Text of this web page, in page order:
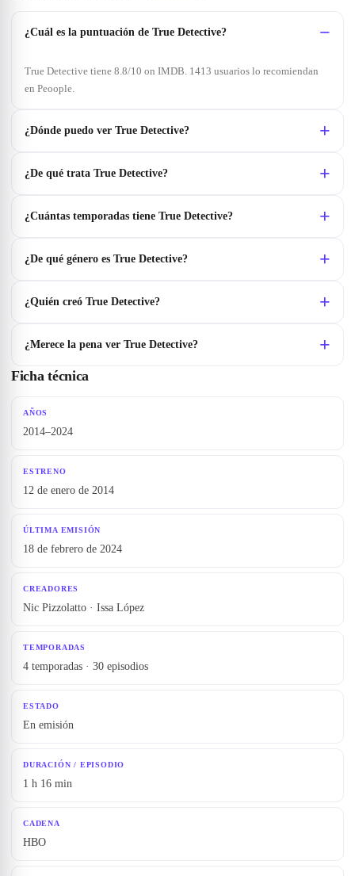
¿Cuál es la puntuación de True Detective?
True Detective tiene 8.8/10 on IMDB. 1413 usuarios lo recomiendan
en Peoople.
¿Dónde puedo ver True Detective?
¿De qué trata True Detective?
¿Cuántas temporadas tiene True Detective?
¿De qué género es True Detective?
¿Quién creó True Detective?
¿Merece la pena ver True Detective?
Ficha técnica
AÑOS
2014–2024
ESTRENO
12 de enero de 2014
ÚLTIMA EMISIÓN
18 de febrero de 2024
CREADORES
Nic Pizzolatto · Issa López
TEMPORADAS
4 temporadas · 30 episodios
ESTADO
En emisión
DURACIÓN / EPISODIO
1 h 16 min
CADENA
HBO